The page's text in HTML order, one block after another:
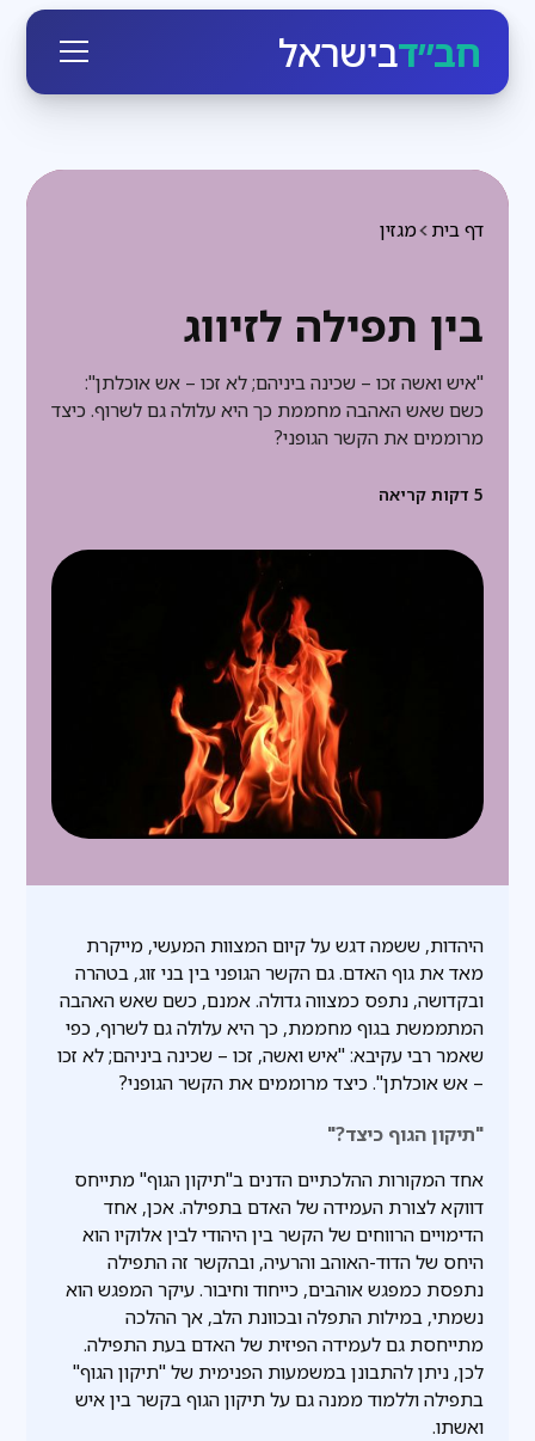
חב״דבישראל
מגזין דף בית
בין תפילה לזיווג
"איש ואשה זכו – שכינה ביניהם; לא זכו – אש אוכלתן":
כשם שאש האהבה מחממת כך היא עלולה גם לשרוף. כיצד
מרוממים את הקשר הגופני?
5דקות קריאה
היהדות, ששמה דגש על קיום המצוות המעשי, מייקרת
מאד את גוף האדם. גם הקשר הגופני בין בני זוג, בטהרה
ובקדושה, נתפס כמצווה גדולה. אמנם, כשם שאש האהבה
המתממשת בגוף מחממת, כך היא עלולה גם לשרוף, כפי
שאמר רבי עקיבא: "איש ואשה, זכו – שכינה ביניהם; לא זכו
– אש אוכלתן". כיצד מרוממים את הקשר הגופני?
"תיקון הגוף כיצד?"
אחד המקורות ההלכתיים הדנים ב"תיקון הגוף" מתייחס
דווקא לצורת העמידה של האדם בתפילה. אכן, אחד
הדימויים הרווחים של הקשר בין היהודי לבין אלוקיו הוא
היחס של הדוד-האוהב והרעיה, ובהקשר זה התפילה
נתפסת כמפגש אוהבים, כייחוד וחיבור. עיקר המפגש הוא
נשמתי, במילות התפלה ובכוונת הלב, אך ההלכה
מתייחסת גם לעמידה הפיזית של האדם בעת התפילה.
לכן, ניתן להתבונן במשמעות הפנימית של "תיקון הגוף"
בתפילה וללמוד ממנה גם על תיקון הגוף בקשר בין איש
ואשתו.